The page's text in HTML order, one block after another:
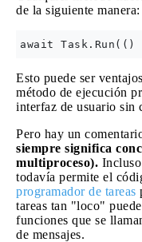
de la siguiente manera:
Esto puede ser
método de ejecución
interfaz de usuario sin
Pero hay un
siempre significa
multiproceso).
todavía permite el
programador de tareas
tareas tan "loco"
funciones que se
de mensajes.